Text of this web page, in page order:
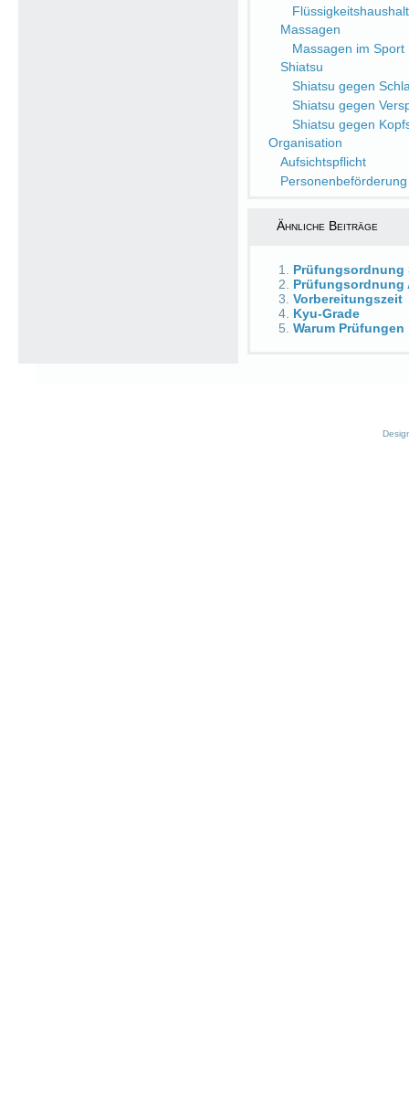
Flüssigkeitshaushalt
Massagen
Massagen im Sport
Shiatsu
Shiatsu gegen
Shiatsu gegen
Shiatsu gegen
Organisation
Aufsichtspflicht
Personenbeförderung
Ähnliche Beiträge
Prüfungsordnung
Prüfungsordnung
Vorbereitungszeit
Kyu-Grade
Warum Prüfungen